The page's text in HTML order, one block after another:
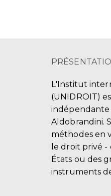
L'Institut
(UNIDROIT)
indépendante
Aldobrandini.
méthodes en
le droit privé
États ou des
instruments